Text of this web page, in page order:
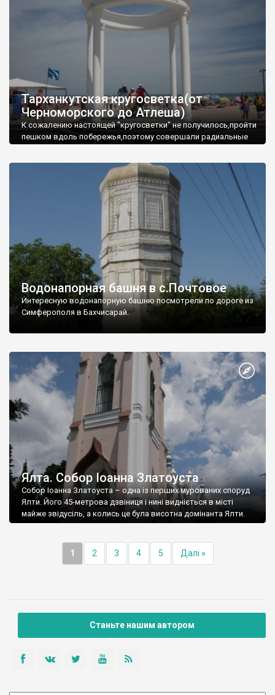
Тарханкутская кругосветка(от
Черноморского до Атлеша)
К сожалению настоящей "кругосветки" не получилось,пройти
пешком вдоль побережья,поэтому совершали радиальные
Водонапорная башня в с.Почтовое
Интересную водонапорную башню посмотрели по дороге из
Симферополя в Бахчисарай.
Ялта. Собор Іоанна Златоуста
Собор Іоанна Златоуста – одна із перших мурованих споруд
Ялти. Його 45-метрова дзвіниця і нині видніється в місті
майже звідусіль, а колись це була висотна домінанта Ялти.
1 2 3 4 5 Далі »
Станьте нашим автором